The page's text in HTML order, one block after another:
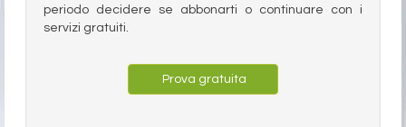
periodo decidere se abbonarti o continuare con i
servizi gratuiti.
Prova gratuita